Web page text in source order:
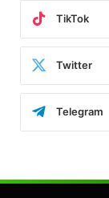
TikTok
Twitter
Telegram